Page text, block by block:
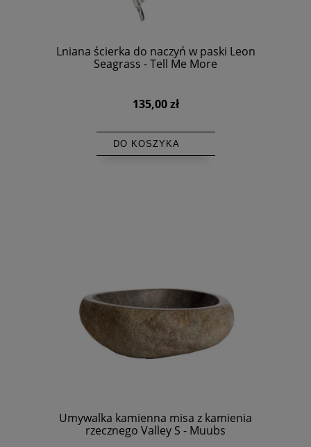
Lniana ścierka do naczyń w paski Leon
Seagrass - Tell Me More
135,00 zł
DO KOSZYKA
Umywalka kamienna misa z kamienia
rzecznego Valley S - Muubs